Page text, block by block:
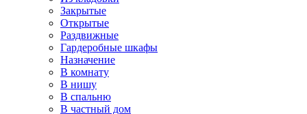
Закрытые
Открытые
Раздвижные
Гардеробные шкафы
Назначение
В комнату
В нишу
В спальню
В частный дом